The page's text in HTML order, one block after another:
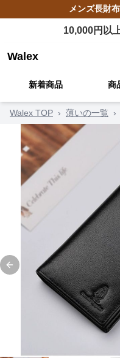
メンズ長財布
10,000円以
Walex
新着商品 商
Walex TOP › 薄いの一覧 ›
Previous slide